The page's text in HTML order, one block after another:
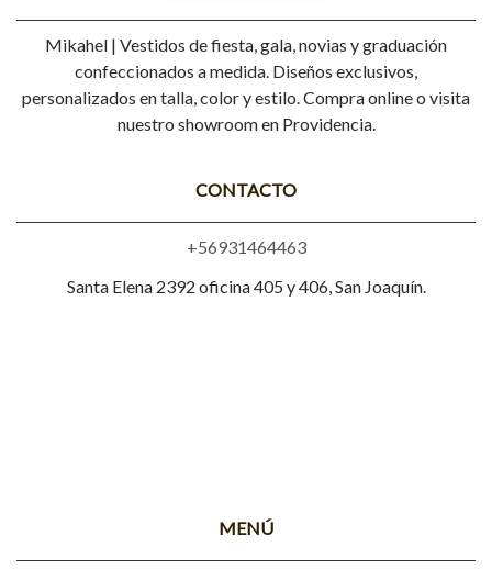
Mikahel | Vestidos de fiesta, gala, novias y graduación
confeccionados a medida. Diseños exclusivos,
personalizados en talla, color y estilo. Compra online o visita
nuestro showroom en Providencia.
CONTACTO
+56931464463
Santa Elena 2392 oficina 405 y 406, San Joaquín.
MENÚ